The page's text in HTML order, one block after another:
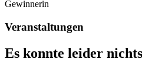
Gewinnerin
Veranstaltungen
Es konnte leider